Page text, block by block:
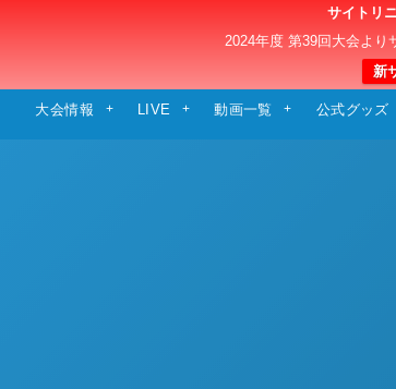
サイトリ
2024年度 第39回大会より
新
日本クラブユース
大会情報 LIVE 動画一覧 公式グッズ